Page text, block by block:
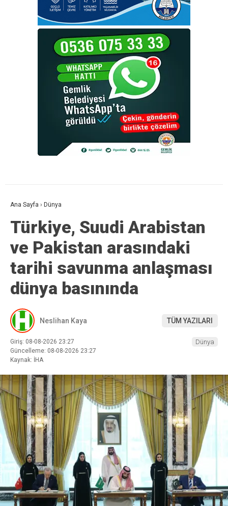
Ana Sayfa › Dünya
Türkiye, Suudi Arabistan
ve Pakistan arasındaki
tarihi savunma anlaşması
dünya basınında
Neslihan Kaya TÜM YAZILARI
Giriş: 08-08-2026 23:27
Güncelleme: 08-08-2026 23:27
Kaynak: İHA
Dünya